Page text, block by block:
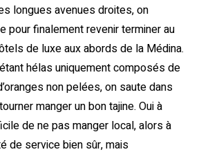
longues avenues droites, on
pour finalement revenir terminer au
de luxe aux abords de la Médina.
hélas uniquement composés de
non pelées, on saute dans
manger un bon tajine. Oui à
de ne pas manger local, alors à
de service bien sûr, mais